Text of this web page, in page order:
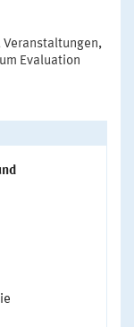
Evaluation